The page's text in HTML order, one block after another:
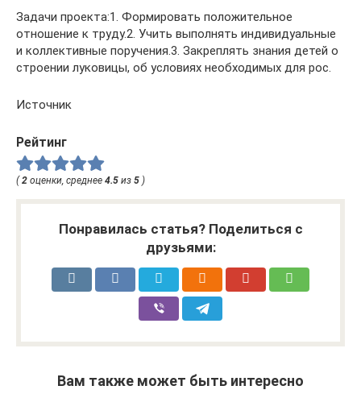
Задачи проекта:1. Формировать положительное
отношение к труду.2. Учить выполнять индивидуальные
и коллективные поручения.3. Закреплять знания детей о
строении луковицы, об условиях необходимых для рос.
Источник
Рейтинг
(2 оценки, среднее 4.5 из 5 )
Понравилась статья? Поделиться с
друзьями:
Вам также может быть интересно